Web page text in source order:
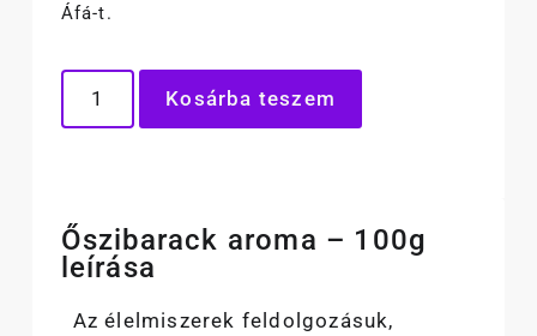
Áfá-t.
Kosárba teszem
Őszibarack aroma – 100g
leírása
Az élelmiszerek feldolgozásuk,